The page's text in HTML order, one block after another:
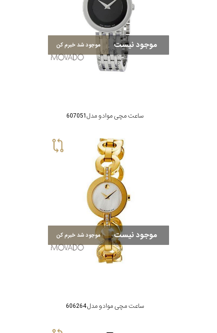
موجود نیست موجود شد خبرم کن
ساعت مچی موادو مدل 607051
موجود نیست موجود شد خبرم کن
ساعت مچی موادو مدل 606264